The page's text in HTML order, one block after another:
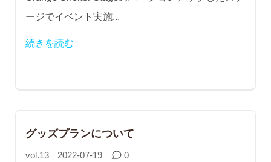
ージでイベント実施...
続きを読む
グッズプランについて
vol.13 2022-07-19 0